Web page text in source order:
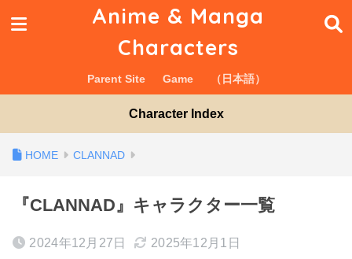
Anime & Manga
Characters
Parent Site Game （日本語）
Character Index
CLANNAD
『CLANNAD』キャラクター一覧
2024年12月27日 2025年12月1日